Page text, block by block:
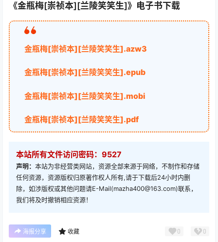
《金瓶梅[崇祯本][兰陵笑笑生]》电子书下载
金瓶梅[崇祯本][兰陵笑笑生].azw3
金瓶梅[崇祯本][兰陵笑笑生].epub
金瓶梅[崇祯本][兰陵笑笑生].mobi
金瓶梅[崇祯本][兰陵笑笑生].pdf
本站所有文件访问密码：9527
声明： 本站为非经营类网站，资源全部来源于网络，不制作和存储
任何资源，资源版权归原著作权人所有,请于下载后24小时内删
除，如涉版权或其他问题请E-Mail(mazha400@163.com)联系，
我们将及时撤销相应资源！
海报分享 收藏 0 0